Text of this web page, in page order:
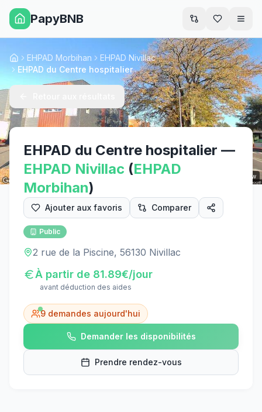
PapyBNB
Street View
AccueilEHPAD Morbihan
EHPAD Nivillac
EHPAD du Centre hospitalier
EHPAD du Centre hospitalier —
EHPAD Nivillac (EHPAD
Morbihan)
Ajouter aux favoris Comparer
Public
2 rue de la Piscine, 56130 Nivillac
À partir de 81.89€/jour
avant déduction des aides
9 demandes aujourd'hui
Demander les disponibilités
Prendre rendez-vous